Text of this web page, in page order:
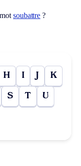
soubattre ?
H I J K
S T U